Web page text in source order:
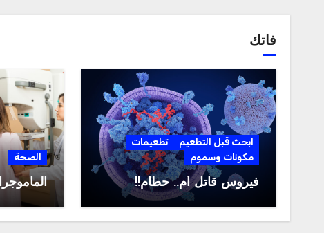
فاتك
ابحث قبل التطعيم
تطعيمات
مكونات وسموم
فيروس قاتل أم.. حطام!!
الصحة